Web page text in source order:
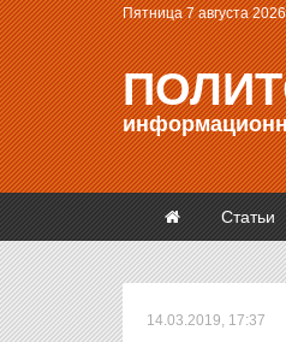
Пятница 7 августа
Статьи
14.03.2019, 17:37